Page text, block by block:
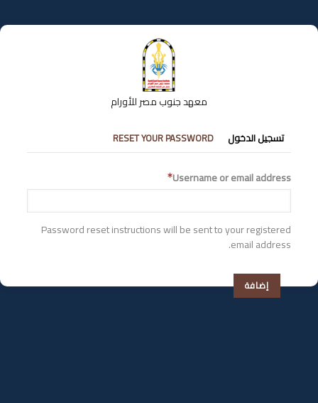
إلى
المحتوى
معهد جنوب مصر للأورام
التبويبات
الأساسية
تسجيل الدخول RESET YOUR PASSWORD
Username or email address
Password reset instructions will be sent to your registered
email address.